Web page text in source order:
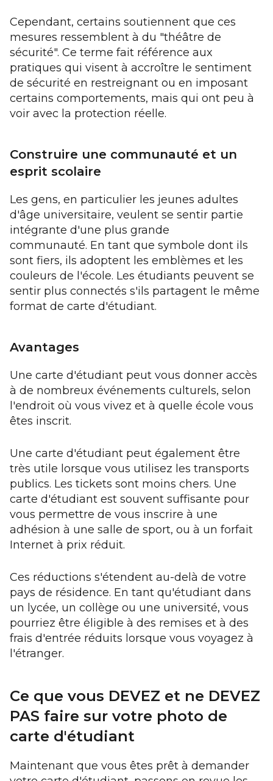
Cependant, certains soutiennent que ces
mesures ressemblent à du "théâtre de
sécurité". Ce terme fait référence aux
pratiques qui visent à accroître le sentiment
de sécurité en restreignant ou en imposant
certains comportements, mais qui ont peu à
voir avec la protection réelle.
Construire une communauté et un
esprit scolaire
Les gens, en particulier les jeunes adultes
d'âge universitaire, veulent se sentir partie
intégrante d'une plus grande
communauté. En tant que symbole dont ils
sont fiers, ils adoptent les emblèmes et les
couleurs de l'école. Les étudiants peuvent se
sentir plus connectés s'ils partagent le même
format de carte d'étudiant.
Avantages
Une carte d'étudiant peut vous donner accès
à de nombreux événements culturels, selon
l'endroit où vous vivez et à quelle école vous
êtes inscrit.
Une carte d'étudiant peut également être
très utile lorsque vous utilisez les transports
publics. Les tickets sont moins chers. Une
carte d'étudiant est souvent suffisante pour
vous permettre de vous inscrire à une
adhésion à une salle de sport, ou à un forfait
Internet à prix réduit.
Ces réductions s'étendent au-delà de votre
pays de résidence. En tant qu'étudiant dans
un lycée, un collège ou une université, vous
pourriez être éligible à des remises et à des
frais d'entrée réduits lorsque vous voyagez à
l'étranger.
Ce que vous DEVEZ et ne DEVEZ
PAS faire sur votre photo de
carte d'étudiant
Maintenant que vous êtes prêt à demander